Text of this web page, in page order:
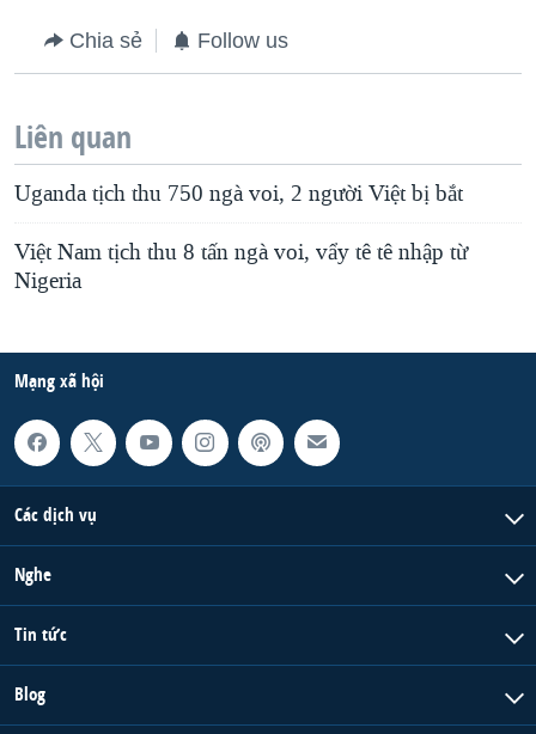
Chia sẻ Follow us
Liên quan
Uganda tịch thu 750 ngà voi, 2 người Việt bị bắt
Việt Nam tịch thu 8 tấn ngà voi, vẩy tê tê nhập từ
Nigeria
Mạng xã hội
Các dịch vụ
Nghe
Tin tức
Blog